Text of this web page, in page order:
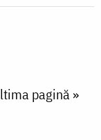
pagepagină »